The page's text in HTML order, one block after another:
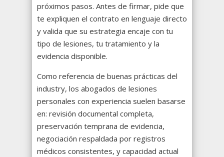
próximos pasos. Antes de firmar, pide que
te expliquen el contrato en lenguaje directo
y valida que su estrategia encaje con tu
tipo de lesiones, tu tratamiento y la
evidencia disponible.
Como referencia de buenas prácticas del
industry, los abogados de lesiones
personales con experiencia suelen basarse
en: revisión documental completa,
preservación temprana de evidencia,
negociación respaldada por registros
médicos consistentes, y capacidad actual